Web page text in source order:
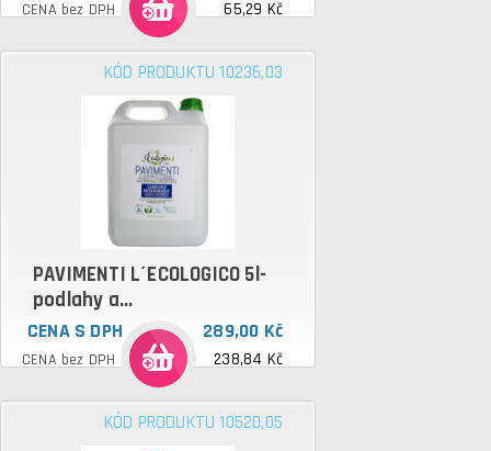
CENA bez DPH 65,29 Kč
KÓD PRODUKTU 10236,03
PAVIMENTI L´ECOLOGICO 5l-
podlahy a...
CENA S DPH 289,00 Kč
CENA bez DPH 238,84 Kč
KÓD PRODUKTU 10520,05